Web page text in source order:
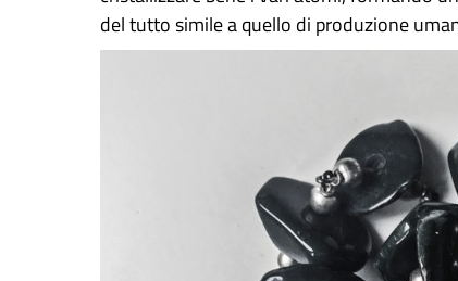
del tutto simile a quello di produzione